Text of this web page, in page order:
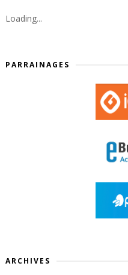
Loading...
PARRAINAGES
ARCHIVES